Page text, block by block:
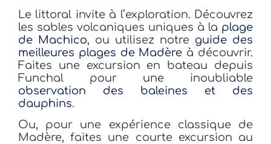
Le littoral invite à l’exploration. Découvrez
les sables volcaniques uniques à la plage
de Machico, ou utilisez notre guide des
meilleures plages de Madère à découvrir.
Faites une excursion en bateau depuis
Funchal pour une inoubliable
observation des baleines et des
dauphins.
Ou, pour une expérience classique de
Madère, faites une courte excursion au